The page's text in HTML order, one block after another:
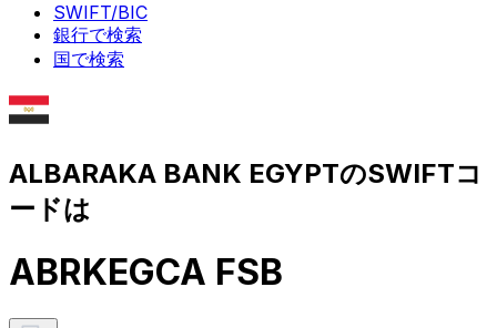
SWIFT/BIC
銀行で検索
国で検索
ALBARAKA BANK EGYPTのSWIFTコ
ードは
ABRKEGCA FSB